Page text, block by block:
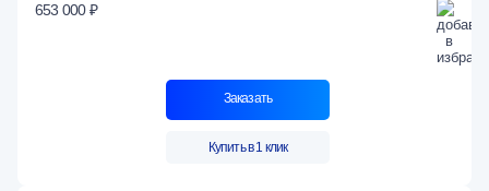
653 000 ₽
Заказать
Купить в 1 клик